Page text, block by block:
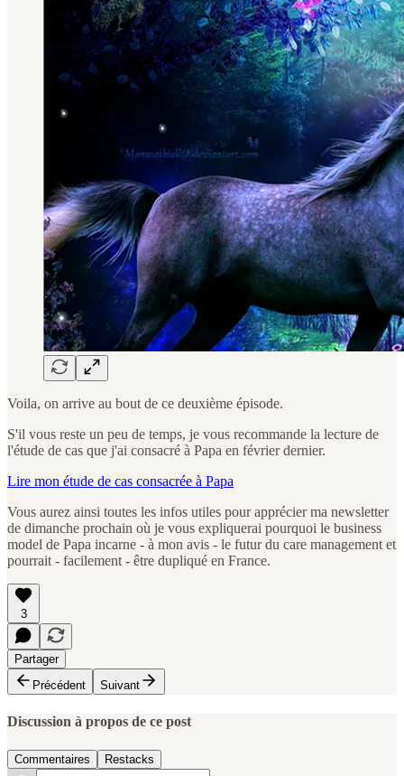
Voila, on arrive au bout de ce deuxième épisode.
S'il vous reste un peu de temps, je vous recommande la lecture de
l'étude de cas que j'ai consacré à Papa en février dernier.
Lire mon étude de cas consacrée à Papa
Vous aurez ainsi toutes les infos utiles pour apprécier ma newsletter
de dimanche prochain où je vous expliquerai pourquoi le business
model de Papa incarne - à mon avis - le futur du care management et
pourrait - facilement - être dupliqué en France.
3
Partager
Précédent
Suivant
Discussion à propos de ce post
Commentaires Restacks